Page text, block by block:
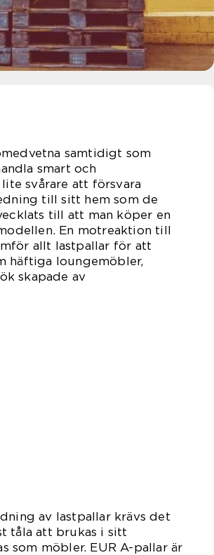
samtidigt som
smart och
svårare att försvara
till sitt hem som de
till att man köper en
En motreaktion till
allt lastpallar för att
häftiga loungemöbler,
skapade av
av lastpallar krävs det
tåla att brukas i sitt
som möbler. EUR A-pallar är